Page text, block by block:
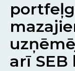
arī SEB